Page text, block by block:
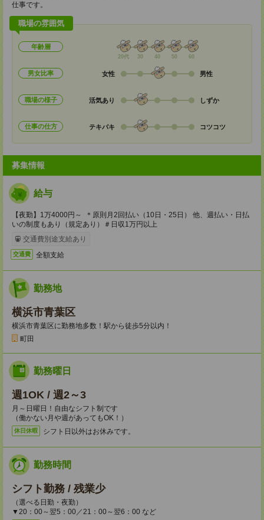
仕事です。
職場の雰囲気
年齢層
20代 30 40 50 60
男女比率 女性 男性
職場の様子 活気あり しずか
仕事の仕方 テキパキ コツコツ
募集情報
給与
【夜勤】1万4000円～ ＊原則月2回払い（10日・25日） 他、週払い・日払
いの制度もあり（規定あり）＃日収1万円以上
交通費別途支給あり
交通費 全額支給
勤務地
横浜市青葉区
横浜市青葉区に勤務地多数！駅から徒歩5分以内！
町田
勤務曜日
週1OK / 週2～3
月～日曜日！自由なシフト制です
（働かない月や週があってもOK！）
休日休暇 シフト日以外はお休みです。
勤務時間
シフト勤務 / 残業少
（選べる日勤・夜勤）
▼20：00～翌5：00／21：00～翌6：00 など